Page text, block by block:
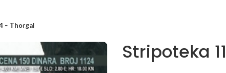
– Thorgal
Stripoteka